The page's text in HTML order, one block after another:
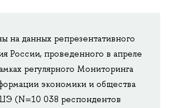
на данных репрезентативного
России, проведенного в апреле
регулярного Мониторинга
экономики и общества
038 респондентов